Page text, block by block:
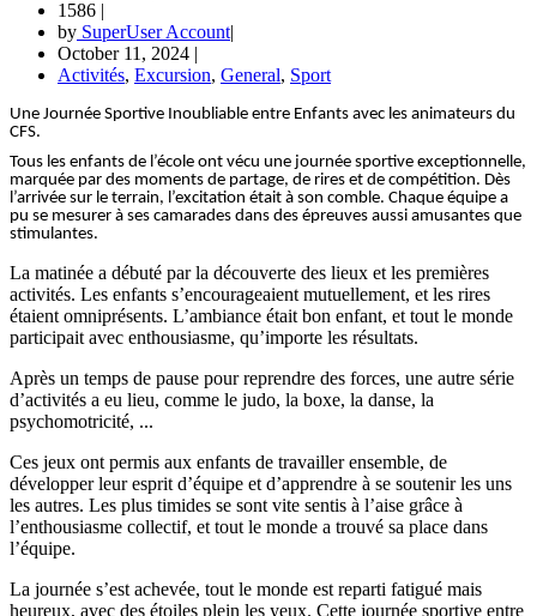
1586 |
by SuperUser Account|
October 11, 2024 |
Activités, Excursion, General, Sport
Une Journée Sportive Inoubliable entre Enfants avec les animateurs du
CFS.
Tous les enfants de l’école ont vécu une journée sportive exceptionnelle,
marquée par des moments de partage, de rires et de compétition. Dès
l’arrivée sur le terrain, l’excitation était à son comble. Chaque équipe a
pu se mesurer à ses camarades dans des épreuves aussi amusantes que
stimulantes.
La matinée a débuté par la découverte des lieux et les premières
activités. Les enfants s’encourageaient mutuellement, et les rires
étaient omniprésents. L’ambiance était bon enfant, et tout le monde
participait avec enthousiasme, qu’importe les résultats.
Après un temps de pause pour reprendre des forces, une autre série
d’activités a eu lieu, comme le judo, la boxe, la danse, la
psychomotricité, ...
Ces jeux ont permis aux enfants de travailler ensemble, de
développer leur esprit d’équipe et d’apprendre à se soutenir les uns
les autres. Les plus timides se sont vite sentis à l’aise grâce à
l’enthousiasme collectif, et tout le monde a trouvé sa place dans
l’équipe.
La journée s’est achevée, tout le monde est reparti fatigué mais
heureux, avec des étoiles plein les yeux. Cette journée sportive entre